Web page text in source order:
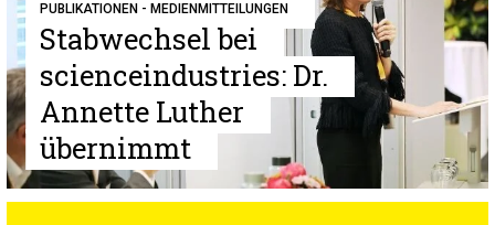
PUBLIKATIONEN - MEDIENMITTEILUNGEN
Stabwechsel bei
scienceindustries: Dr.
Annette Luther
übernimmt